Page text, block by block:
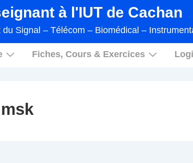
à l'IUT de Cachan
Signal – Télécom – Biomédical –
Fiches, Cours & Exercices
msk